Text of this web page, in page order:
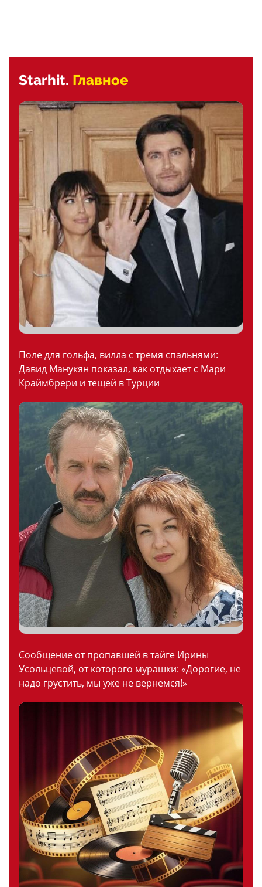
Starhit. Главное
Поле для гольфа, вилла с тремя спальнями:
Давид Манукян показал, как отдыхает с Мари
Краймбрери и тещей в Турции
Сообщение от пропавшей в тайге Ирины
Усольцевой, от которого мурашки: «Дорогие, не
надо грустить, мы уже не вернемся!»